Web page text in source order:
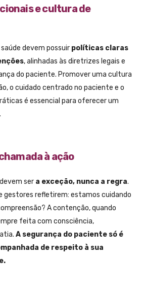
e cultura de
devem possuir políticas claras
, alinhadas às diretrizes legais e
do paciente. Promover uma cultura
o cuidado centrado no paciente e o
é essencial para oferecer um
à ação
ser a exceção, nunca a regra.
gestores refletirem: estamos cuidando
A contenção, quando
feita com consciência,
A segurança do paciente só é
de respeito à sua